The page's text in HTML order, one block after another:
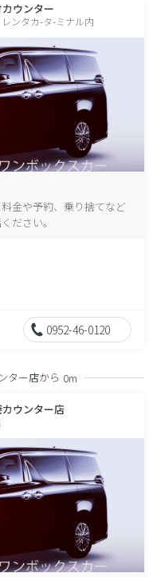
ウンター
ンタカ-タ-ミナル内
金や予約、乗り捨てなど
ださい。
0952-46-0120
ター店から 0m
ウンター店